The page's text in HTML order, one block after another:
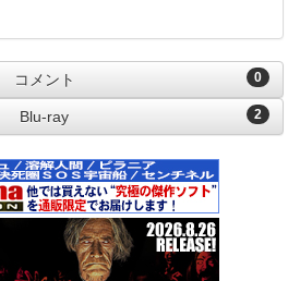
0
コメント
2
Blu-ray